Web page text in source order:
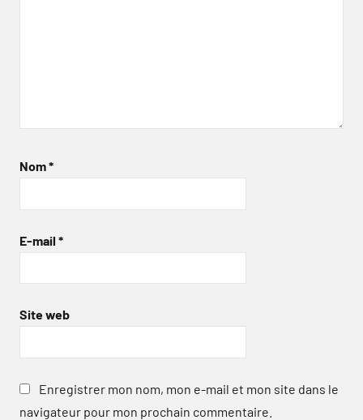
Nom*
E-mail *
Site web
Enregistrer mon nom, mon e-mail et mon site dans le
navigateur pour mon prochain commentaire.